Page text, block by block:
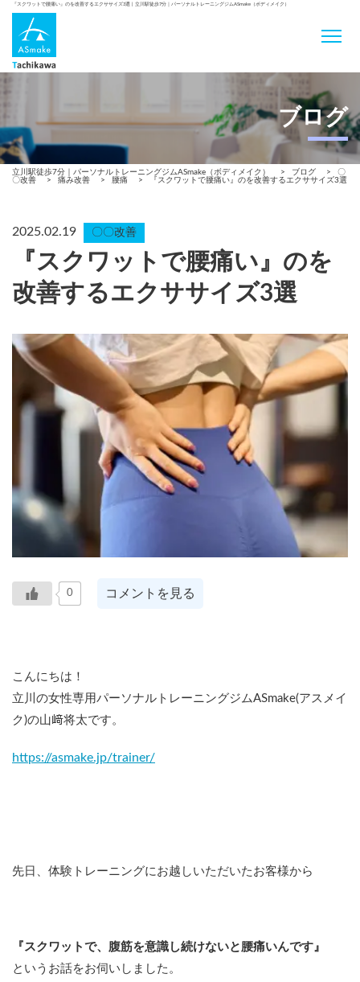
『スクワットで腰痛い』のを改善するエクササイズ3選 | 立川駅徒歩7分｜パーソナルトレーニングジムASmake（ボディメイク）
ブログ
立川駅徒歩7分｜パーソナルトレーニングジムASmake（ボディメイク） > ブログ >
〇
〇改善
> 痛み改善 > 腰痛 > 『スクワットで腰痛い』のを改善するエクササイズ3選
2025.02.19 〇〇改善
『スクワットで腰痛い』のを
改善するエクササイズ3選
0 コメントを見る
こんにちは！
立川の女性専用パーソナルトレーニングジムASmake(アスメイ
ク)の山﨑将太です。
https://asmake.jp/trainer/
先日、体験トレーニングにお越しいただいたお客様から
『スクワットで、腹筋を意識し続けないと腰痛いんです』
というお話をお伺いしました。